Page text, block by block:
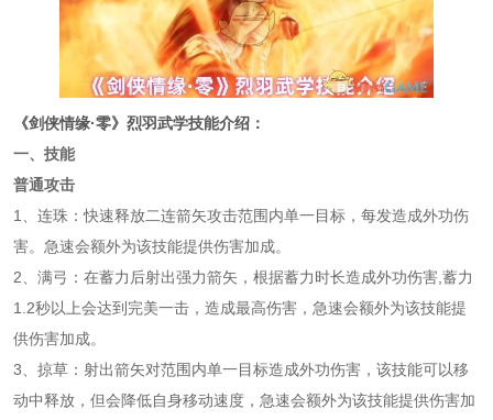
《剑侠情缘·零》烈羽武学技能介绍：
一、技能
普通攻击
1、连珠：快速释放二连箭矢攻击范围内单一目标，每发造成外功伤
害。急速会额外为该技能提供伤害加成。
2、满弓：在蓄力后射出强力箭矢，根据蓄力时长造成外功伤害,蓄力
1.2秒以上会达到完美一击，造成最高伤害，急速会额外为该技能提
供伤害加成。
3、掠草：射出箭矢对范围内单一目标造成外功伤害，该技能可以移
动中释放，但会降低自身移动速度，急速会额外为该技能提供伤害加